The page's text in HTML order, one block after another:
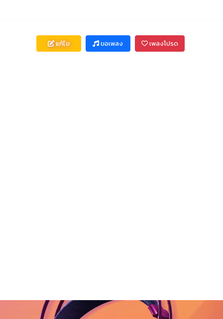
แก้ไข ขอเพลง เพลงโปรด